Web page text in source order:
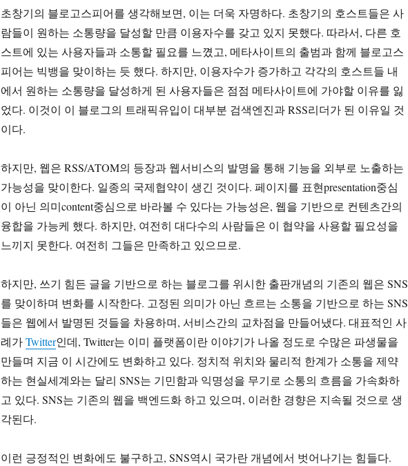
초창기의 블로고스피어를 생각해보면, 이는 더욱 자명하다. 초창기의 호스트들은 사
람들이 원하는 소통량을 달성할 만큼 이용자수를 갖고 있지 못했다. 따라서, 다른 호
스트에 있는 사용자들과 소통할 필요를 느꼈고, 메타사이트의 출범과 함께 블로고스
피어는 빅뱅을 맞이하는 듯 했다. 하지만, 이용자수가 증가하고 각각의 호스트들 내
에서 원하는 소통량을 달성하게 된 사용자들은 점점 메타사이트에 가야할 이유를 잃
었다. 이것이 이 블로그의 트래픽유입이 대부분 검색엔진과 RSS리더가 된 이유일 것
이다.
하지만, 웹은 RSS/ATOM의 등장과 웹서비스의 발명을 통해 기능을 외부로 노출하는
가능성을 맞이한다. 일종의 국제협약이 생긴 것이다. 페이지를 표현presentation중심
이 아닌 의미content중심으로 바라볼 수 있다는 가능성은, 웹을 기반으로 컨텐츠간의
융합을 가능케 했다. 하지만, 여전히 대다수의 사람들은 이 협약을 사용할 필요성을
느끼지 못한다. 여전히 그들은 만족하고 있으므로.
하지만, 쓰기 힘든 글을 기반으로 하는 블로그를 위시한 출판개념의 기존의 웹은 SNS
를 맞이하며 변화를 시작한다. 고정된 의미가 아닌 흐르는 소통을 기반으로 하는 SNS
들은 웹에서 발명된 것들을 차용하며, 서비스간의 교차점을 만들어냈다. 대표적인 사
례가Twitter인데, Twitter는 이미 플랫폼이란 이야기가 나올 정도로 수많은 파생물을
만들며 지금 이 시간에도 변화하고 있다. 정치적 위치와 물리적 한계가 소통을 제약
하는 현실세계와는 달리 SNS는 기민함과 익명성을 무기로 소통의 흐름을 가속화하
고 있다. SNS는 기존의 웹을 백엔드화 하고 있으며, 이러한 경향은 지속될 것으로 생
각된다.
이런 긍정적인 변화에도 불구하고, SNS역시 국가란 개념에서 벗어나기는 힘들다.